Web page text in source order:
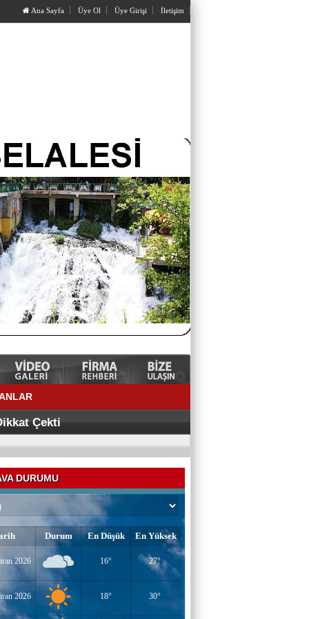
Ana Sayfa Üye Ol Üye Girişi İletişim
Çekti
DURUMU
Durum En Düşük En Yüksek
2026 16° 27°
2026 18° 30°
YAZAR-ŞAİR MİRAÇ DOĞAN
Mavi Işık İnsanları